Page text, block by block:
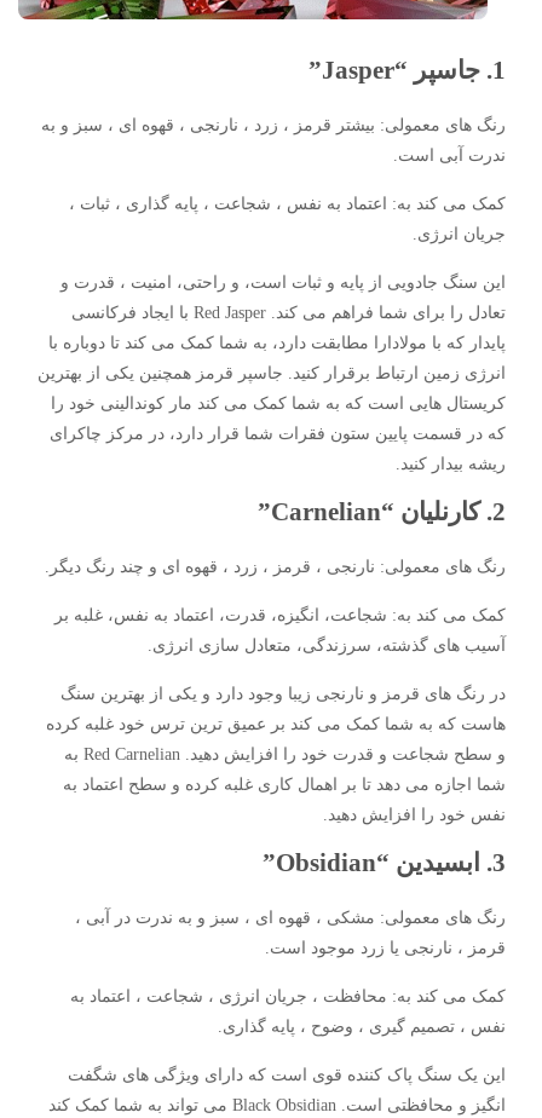
1. جاسپر “Jasper”
رنگ های معمولی: بیشتر قرمز ، زرد ، نارنجی ، قهوه ای ، سبز و به
ندرت آبی است.
کمک می کند به: اعتماد به نفس ، شجاعت ، پایه گذاری ، ثبات ،
جریان انرژی.
این سنگ جادویی از پایه و ثبات است، و راحتی، امنیت ، قدرت و
تعادل را برای شما فراهم می کند. Red Jasper با ایجاد فرکانسی
پایدار که با مولادارا مطابقت دارد، به شما کمک می کند تا دوباره با
انرژی زمین ارتباط برقرار کنید. جاسپر قرمز همچنین یکی از بهترین
کریستال هایی است که به شما کمک می کند مار کوندالینی خود را
که در قسمت پایین ستون فقرات شما قرار دارد، در مرکز چاکرای
ریشه بیدار کنید.
2. کارنلیان “Carnelian”
رنگ های معمولی: نارنجی ، قرمز ، زرد ، قهوه ای و چند رنگ دیگر.
کمک می کند به: شجاعت، انگیزه، قدرت، اعتماد به نفس، غلبه بر
آسیب های گذشته، سرزندگی، متعادل سازی انرژی.
در رنگ های قرمز و نارنجی زیبا وجود دارد و یکی از بهترین سنگ
هاست که به شما کمک می کند بر عمیق ترین ترس خود غلبه کرده
و سطح شجاعت و قدرت خود را افزایش دهید. Red Carnelian به
شما اجازه می دهد تا بر اهمال کاری غلبه کرده و سطح اعتماد به
نفس خود را افزایش دهید.
3. ابسیدین “Obsidian”
رنگ های معمولی: مشکی ، قهوه ای ، سبز و به ندرت در آبی ،
قرمز ، نارنجی یا زرد موجود است.
کمک می کند به: محافظت ، جریان انرژی ، شجاعت ، اعتماد به
نفس ، تصمیم گیری ، وضوح ، پایه گذاری.
این یک سنگ پاک کننده قوی است که دارای ویژگی های شگفت
انگیز و محافظتی است. Black Obsidian می تواند به شما کمک کند